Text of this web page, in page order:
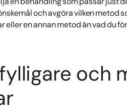
och avgöra vilken metod
eller en annan metod än vad du
och